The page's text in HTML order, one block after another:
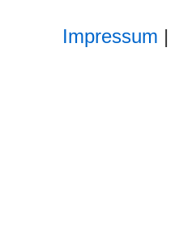
Impressum |